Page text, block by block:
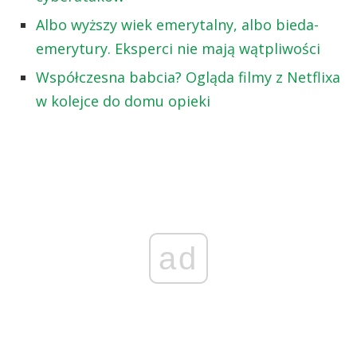
Albo wyższy wiek emerytalny, albo bieda-
emerytury. Eksperci nie mają wątpliwości
Współczesna babcia? Ogląda filmy z Netflixa
w kolejce do domu opieki
ad